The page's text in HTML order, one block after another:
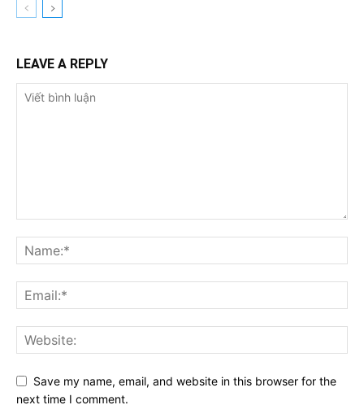
LEAVE A REPLY
Save my name, email, and website in this browser for the
next time I comment.